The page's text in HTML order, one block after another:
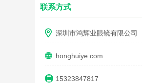
联系方式
深圳市鸿辉业眼镜有限公司
honghuiye.com
15323847817